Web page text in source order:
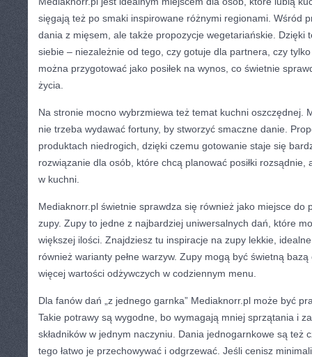
sięgają też po smaki inspirowane różnymi regionami. Wśród
dania z mięsem, ale także propozycje wegetariańskie. Dzięki
siebie – niezależnie od tego, czy gotuje dla partnera, czy
można przygotować jako posiłek na wynos, co świetnie
życia.
Na stronie mocno wybrzmiewa też temat kuchni oszczędnej.
nie trzeba wydawać fortuny, by stworzyć smaczne danie.
produktach niedrogich, dzięki czemu gotowanie staje się
rozwiązanie dla osób, które chcą planować posiłki
w kuchni.
Mediaknorr.pl świetnie sprawdza się również jako miejsce do
zupy. Zupy to jedne z najbardziej uniwersalnych dań, które
większej ilości. Znajdziesz tu inspiracje na zupy lekkie,
również warianty pełne warzyw. Zupy mogą być świetną
więcej wartości odżywczych w codziennym menu.
Dla fanów dań „z jednego garnka” Mediaknorr.pl może być
Takie potrawy są wygodne, bo wymagają mniej sprzątania i
składników w jednym naczyniu. Dania jednogarnkowe są też
tego łatwo je przechowywać i odgrzewać. Jeśli cenisz